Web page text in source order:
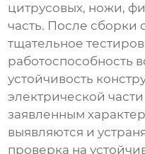
цитрусовых, ножи,
часть. После
тщательное
работоспособность
устойчивость
электрической
заявленным
выявляются и
проверка на